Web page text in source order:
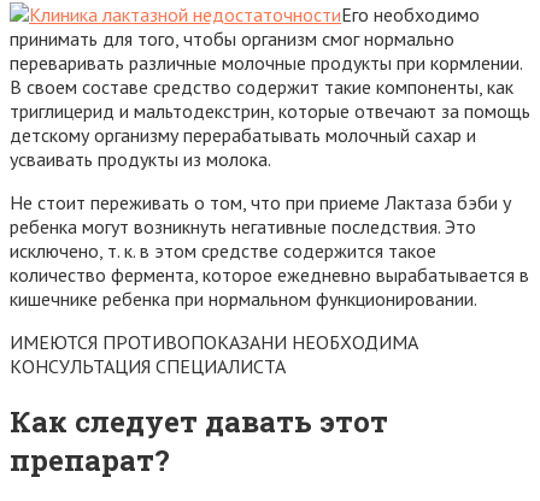
Его необходимо
принимать для того, чтобы организм смог нормально
переваривать различные молочные продукты при кормлении.
В своем составе средство содержит такие компоненты, как
триглицерид и мальтодекстрин, которые отвечают за помощь
детскому организму перерабатывать молочный сахар и
усваивать продукты из молока.
Не стоит переживать о том, что при приеме Лактаза бэби у
ребенка могут возникнуть негативные последствия. Это
исключено, т. к. в этом средстве содержится такое
количество фермента, которое ежедневно вырабатывается в
кишечнике ребенка при нормальном функционировании.
ИМЕЮТСЯ ПРОТИВОПОКАЗАНИ НЕОБХОДИМА
КОНСУЛЬТАЦИЯ СПЕЦИАЛИСТА
Как следует давать этот
препарат?